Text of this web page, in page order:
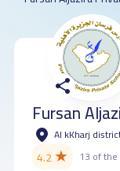
Fursan
Al kKharj
4.2★ 13 of